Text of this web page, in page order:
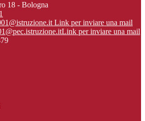
18 - Bologna
Link per inviare una mail
Link per inviare una mail